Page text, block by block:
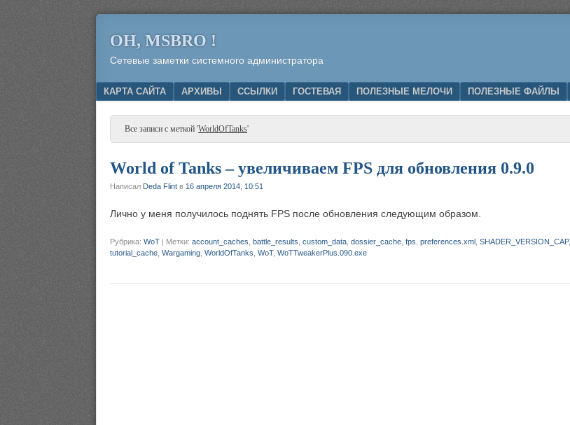
OH, MSBRO !
Сетевые заметки системного администратора
Menu
SKIP TO CONTENT
КАРТА САЙТА АРХИВЫ ССЫЛКИ ГОСТЕВАЯ ПОЛЕЗНЫЕ МЕЛОЧИ ПОЛЕЗНЫЕ ФАЙЛЫ
Все записи с меткой 'WorldOfTanks'
World of Tanks – увеличиваем FPS для обновления 0.9.0
Написал Deda Flint в 16 апреля 2014, 10:51
Лично у меня получилось поднять FPS после обновления следующим образом.
Рубрика: WoT | Метки: account_caches battle_results custom_data dossier_cache fps preferences.xml SHADER_VERSION_CAP,
tutorial_cache Wargaming WorldOfTanks WoT, WoTTweakerPlus.090.exe